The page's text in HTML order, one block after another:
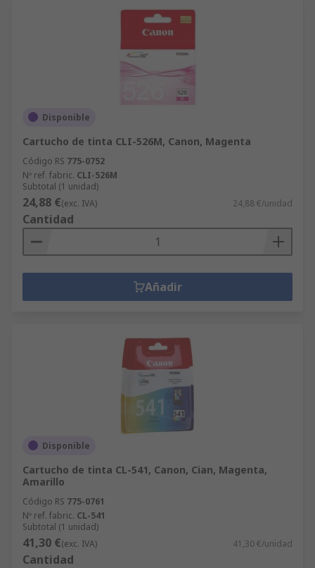
Disponible
Cartucho de tinta CLI-526M, Canon, Magenta
Código RS 775-0752
Nº ref. fabric. CLI-526M
Subtotal (1 unidad)
24,88 €(exc. IVA) 24,88 €/unidad
Cantidad
Añadir
Disponible
Cartucho de tinta CL-541, Canon, Cian, Magenta,
Amarillo
Código RS 775-0761
Nº ref. fabric. CL-541
Subtotal (1 unidad)
41,30 €(exc. IVA) 41,30 €/unidad
Cantidad